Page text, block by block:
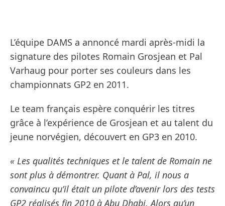
L’équipe DAMS a annoncé mardi après-midi la
signature des pilotes Romain Grosjean et Pal
Varhaug pour porter ses couleurs dans les
championnats GP2 en 2011.
Le team français espère conquérir les titres
grâce à l’expérience de Grosjean et au talent du
jeune norvégien, découvert en GP3 en 2010.
« Les qualités techniques et le talent de Romain ne
sont plus à démontrer. Quant à Pal, il nous a
convaincu qu’il était un pilote d’avenir lors des tests
GP2 réalisés fin 2010 à Abu Dhabi. Alors qu’un